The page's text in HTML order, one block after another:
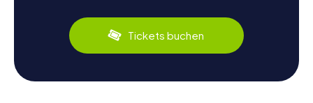
Tickets buchen